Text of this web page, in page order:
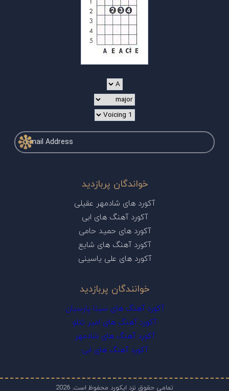
خواندگان پربازدید
آکورد های شادمهر عقیلی
آکورد آهنگ های ابی
آکورد های حمید حامی
آکورد آهنگ های شایع
آکورد های علی یاسینی
خوانندگان پربازدید
آکورد آهنگ های سینا پارسیان
آکورد آهنگ های امیر تتلو
آکورد آهنگ های شادمهر
آکورد آهنگ های ابی
تمامی حقوق نزد ایکورد محفوظ است. 2026